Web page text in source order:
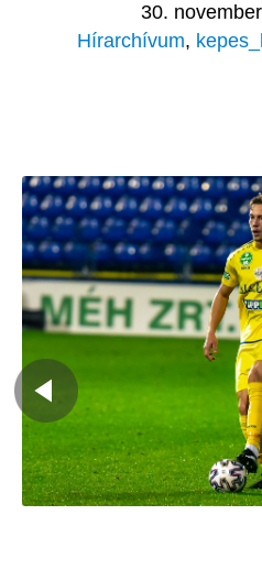
30.
Hírarchívum,